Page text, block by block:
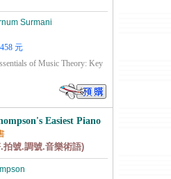
Surmani
458 元
of Music Theory: Key
Easiest Piano
號.調號.音樂術語)